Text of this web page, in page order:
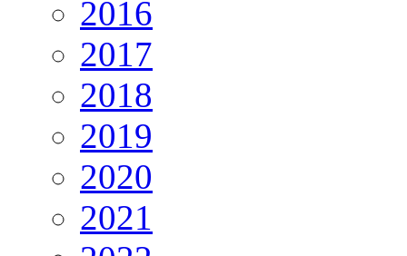
2016
2017
2018
2019
2020
2021